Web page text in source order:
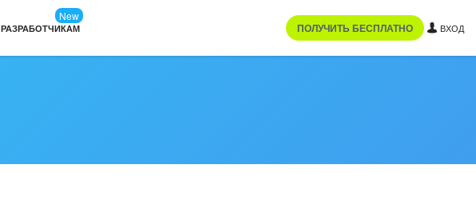
РАЗРАБОТЧИКАМ
New
ПОЛУЧИТЬ БЕСПЛАТНО ВХОД